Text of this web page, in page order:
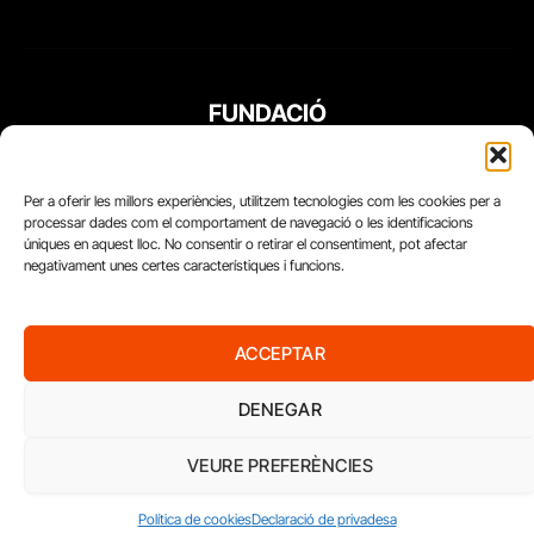
Per a oferir les millors experiències, utilitzem tecnologies com les cookies per a
processar dades com el comportament de navegació o les identificacions
úniques en aquest lloc. No consentir o retirar el consentiment, pot afectar
negativament unes certes característiques i funcions.
ACCEPTAR
DENEGAR
VEURE PREFERÈNCIES
Política de cookiesDeclaració de privadesa
FUNDACIÓ